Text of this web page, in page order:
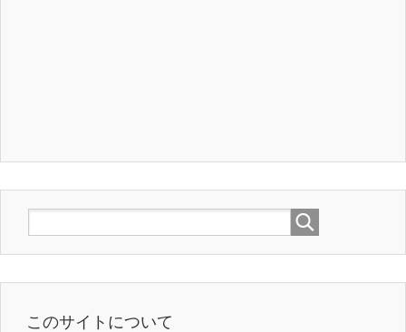
このサイトについて